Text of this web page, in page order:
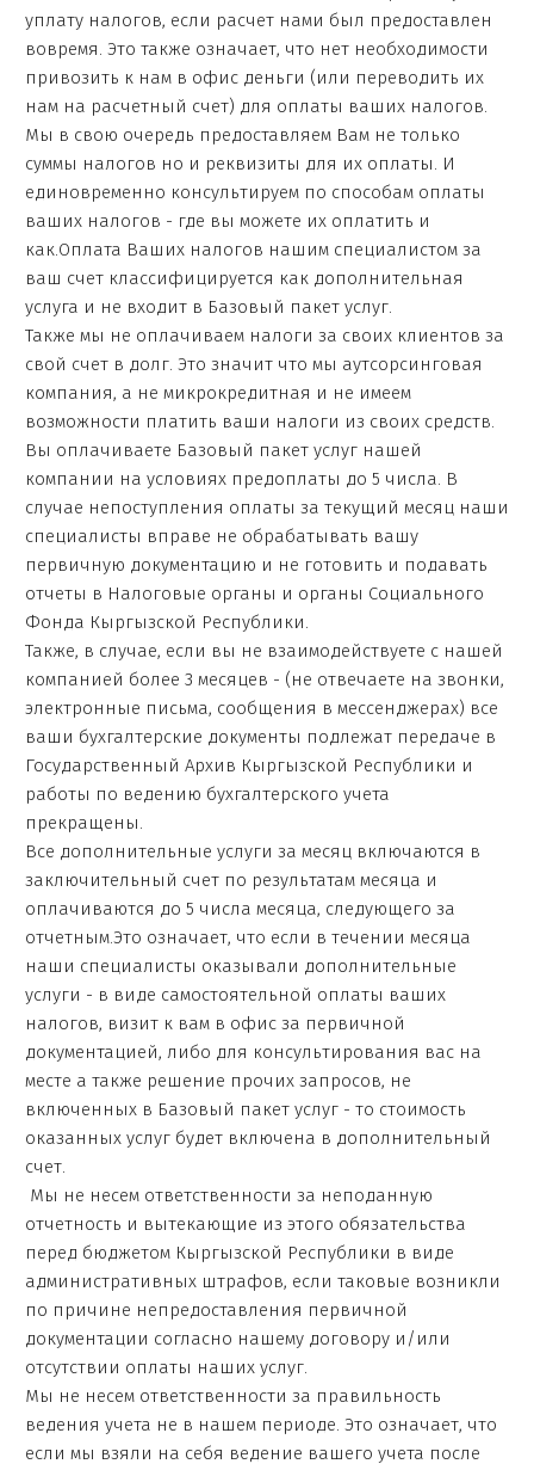
уплату налогов, если расчет нами был предоставлен
вовремя. Это также означает, что нет необходимости
привозить к нам в офис деньги (или переводить их
нам на расчетный счет) для оплаты ваших налогов.
Мы в свою очередь предоставляем Вам не только
суммы налогов но и реквизиты для их оплаты. И
единовременно консультируем по способам оплаты
ваших налогов - где вы можете их оплатить и
как.Оплата Ваших налогов нашим специалистом за
ваш счет классифицируется как дополнительная
услуга и не входит в Базовый пакет услуг.
Также мы не оплачиваем налоги за своих клиентов за
свой счет в долг. Это значит что мы аутсорсинговая
компания, а не микрокредитная и не имеем
возможности платить ваши налоги из своих средств.
Вы оплачиваете Базовый пакет услуг нашей
компании на условиях предоплаты до 5 числа. В
случае непоступления оплаты за текущий месяц наши
специалисты вправе не обрабатывать вашу
первичную документацию и не готовить и подавать
отчеты в Налоговые органы и органы Социального
Фонда Кыргызской Республики.
Также, в случае, если вы не взаимодействуете с нашей
компанией более 3 месяцев - (не отвечаете на звонки,
электронные письма, сообщения в мессенджерах) все
ваши бухгалтерские документы подлежат передаче в
Государственный Архив Кыргызской Республики и
работы по ведению бухгалтерского учета
прекращены.
Все дополнительные услуги за месяц включаются в
заключительный счет по результатам месяца и
оплачиваются до 5 числа месяца, следующего за
отчетным.Это означает, что если в течении месяца
наши специалисты оказывали дополнительные
услуги - в виде самостоятельной оплаты ваших
налогов, визит к вам в офис за первичной
документацией, либо для консультирования вас на
месте а также решение прочих запросов, не
включенных в Базовый пакет услуг - то стоимость
оказанных услуг будет включена в дополнительный
счет.
Мы не несем ответственности за неподанную
отчетность и вытекающие из этого обязательства
перед бюджетом Кыргызской Республики в виде
административных штрафов, если таковые возникли
по причине непредоставления первичной
документации согласно нашему договору и/или
отсутствии оплаты наших услуг.
Мы не несем ответственности за правильность
ведения учета не в нашем периоде. Это означает, что
если мы взяли на себя ведение вашего учета после